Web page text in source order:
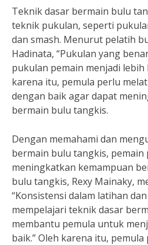
Teknik dasar bermain bulu
teknik pukulan, seperti
dan smash. Menurut pelatih
Hadinata, “Pukulan yang
pukulan pemain menjadi lebih
karena itu, pemula perlu
dengan baik agar dapat
bermain bulu tangkis.
Dengan memahami dan
bermain bulu tangkis, pemain
meningkatkan kemampuan
bulu tangkis, Rexy Mainaky,
“Konsistensi dalam latihan
mempelajari teknik dasar
membantu pemula untuk
baik.” Oleh karena itu,